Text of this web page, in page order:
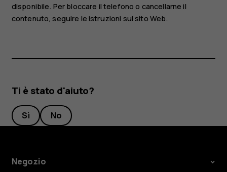
disponibile. Per bloccare il telefono o cancellarne il
contenuto, seguire le istruzioni sul sito Web.
Ti è stato d'aiuto?
Sì No
Negozio